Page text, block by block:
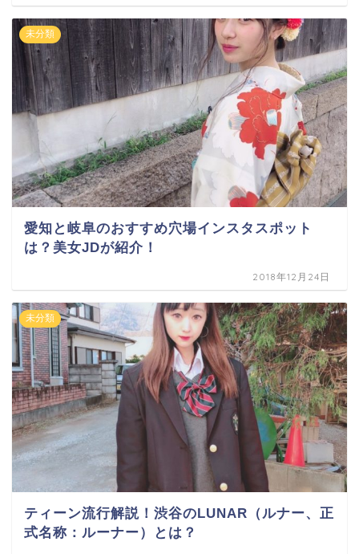
未分類
愛知と岐阜のおすすめ穴場インスタスポット
は？美女JDが紹介！
2018年12月24日
未分類
ティーン流行解説！渋谷のLUNAR（ルナー、正
式名称：ルーナー）とは？